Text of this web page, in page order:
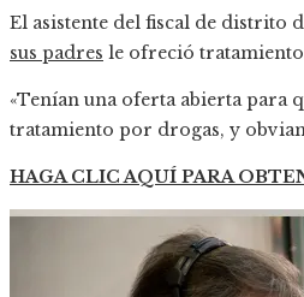
El asistente del fiscal de distrito
sus padres le ofreció tratamiento
«Tenían una oferta abierta para
tratamiento por drogas, y
HAGA CLIC AQUÍ PARA